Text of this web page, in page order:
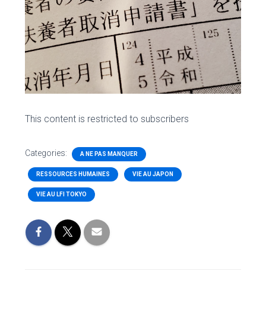
This content is restricted to subscribers
Categories: A NE PAS MANQUER
RESSOURCES HUMAINES VIE AU JAPON
VIE AU LFI TOKYO